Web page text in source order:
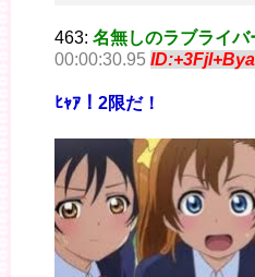
463: 名無しのラブライバ
00:00:30.95
ﾋｬｱ！2限だ！